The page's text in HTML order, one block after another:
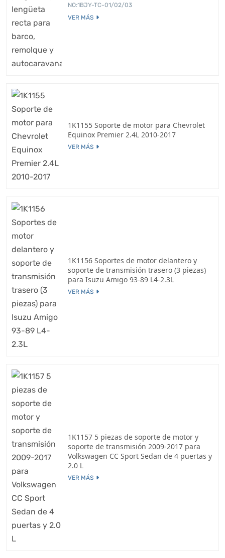
NO:1BJY-TC-01/02/03
VER MÁS
1K1155 Soporte de motor para Chevrolet
Equinox Premier 2.4L 2010-2017
VER MÁS
1K1156 Soportes de motor delantero y
soporte de transmisión trasero (3 piezas)
para Isuzu Amigo 93-89 L4-2.3L
VER MÁS
1K1157 5 piezas de soporte de motor y
soporte de transmisión 2009-2017 para
Volkswagen CC Sport Sedan de 4 puertas y
2.0 L
VER MÁS